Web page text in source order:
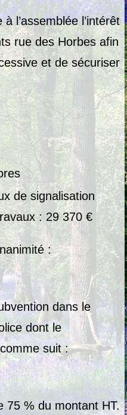
l’assemblée l’intérêt
rue des Horbes afin
et de sécuriser
de signalisation
: 29 370 €
:
dans le
dont le
suit :
75 % du montant HT.